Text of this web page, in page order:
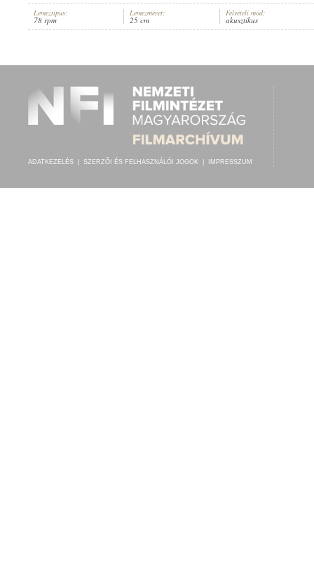
ELŐADÓ: CS. ÉS KIR. "MOLLINÁRY" 38. GYALOGEZRED ZENEKARA
Lemeztípus:
78 rpm
Lemezméret:
25 cm
Felvételi mód:
akusztikus
ADATKEZELÉS SZERZŐI ÉS FELHASZNÁLÓI JOGOK IMPRESSZUM